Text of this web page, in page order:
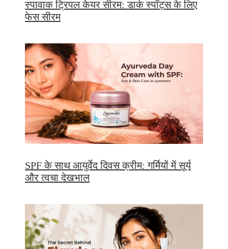
स्पावाक ट्रिपल केयर सीरम: डार्क स्पॉट्स के लिए
फेस सीरम
SPF के साथ आयुर्वेद दिवस क्रीम: गर्मियों में सूर्य
और त्वचा देखभाल